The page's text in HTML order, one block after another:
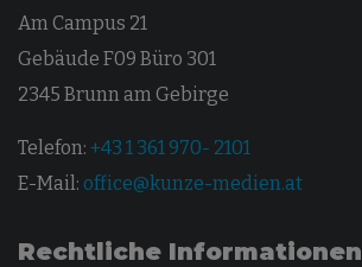
Am Campus 21
Gebäude F09 Büro 301
2345 Brunn am Gebirge
Telefon: +43 1 361 970- 2101
E-Mail: office@kunze-medien.at
Rechtliche Informationen